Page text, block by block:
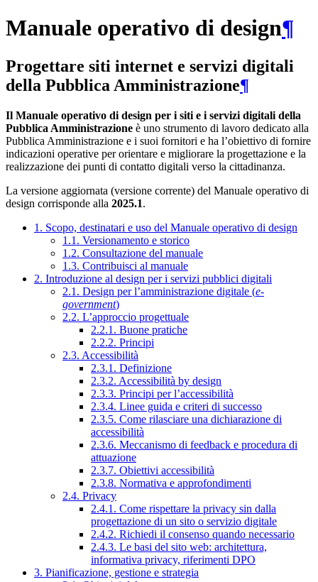
Manuale operativo di design¶
Progettare siti internet e servizi digitali
della Pubblica Amministrazione¶
Il Manuale operativo di design per i siti e i servizi digitali della
Pubblica Amministrazione è uno strumento di lavoro dedicato alla
Pubblica Amministrazione e i suoi fornitori e ha l’obiettivo di fornire
indicazioni operative per orientare e migliorare la progettazione e la
realizzazione dei punti di contatto digitali verso la cittadinanza.
La versione aggiornata (versione corrente) del Manuale operativo di
design corrisponde alla 2025.1.
1. Scopo, destinatari e uso del Manuale operativo di design
1.1. Versionamento e storico
1.2. Consultazione del manuale
1.3. Contribuisci al manuale
2. Introduzione al design per i servizi pubblici digitali
2.1. Design per l’amministrazione digitale (e-
government)
2.2. L’approccio progettuale
2.2.1. Buone pratiche
2.2.2. Principi
2.3. Accessibilità
2.3.1. Definizione
2.3.2. Accessibilità by design
2.3.3. Principi per l’accessibilità
2.3.4. Linee guida e criteri di successo
2.3.5. Come rilasciare una dichiarazione di
accessibilità
2.3.6. Meccanismo di feedback e procedura di
attuazione
2.3.7. Obiettivi accessibilità
2.3.8. Normativa e approfondimenti
2.4. Privacy
2.4.1. Come rispettare la privacy sin dalla
progettazione di un sito o servizio digitale
2.4.2. Richiedi il consenso quando necessario
2.4.3. Le basi del sito web: architettura,
informativa privacy, riferimenti DPO
3. Pianificazione, gestione e strategia